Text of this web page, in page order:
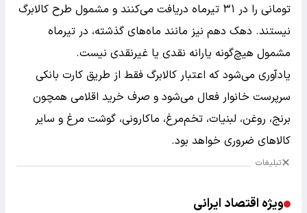
تومانی را در ۳۱ تیرماه دریافت می‌کنند و مشمول طرح کالابرگ
نیستند. دهک دهم نیز مانند ماه‌های گذشته، در تیرماه
مشمول هیچ‌گونه یارانه نقدی یا غیرنقدی نیست.
یادآوری می‌شود که اعتبار کالابرگ فقط از طریق کارت بانکی
سرپرست خانوار فعال می‌شود و صرف خرید اقلامی همچون
برنج، روغن، لبنیات، تخم‌مرغ، ماکارونی، گوشت مرغ و سایر
کالاهای ضروری خواهد بود.
تبلیغات
ویژه اقتصاد ایرانی